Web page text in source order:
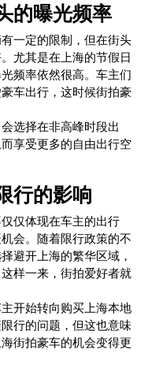
的曝光频率
一定的限制，但在街头
尤其是在上海的节假日
频率依然很高。车主们
车出行，这时候街拍豪
选择在非高峰时段出
享受更多的自由出行空
行的影响
仅体现在车主的出行
会。随着限行政策的不
避开上海的繁华区域，
样一来，街拍爱好者就
开始转向购买上海本地
行的问题，但这也意味
街拍豪车的机会变得更